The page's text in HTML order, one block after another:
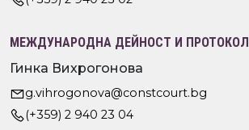
МЕЖДУНАРОДНА ДЕЙНОСТ И ПРОТОКОЛ
Гинка Вихрогонова
g.vihrogonova@constcourt.bg
(+359) 2 940 23 04